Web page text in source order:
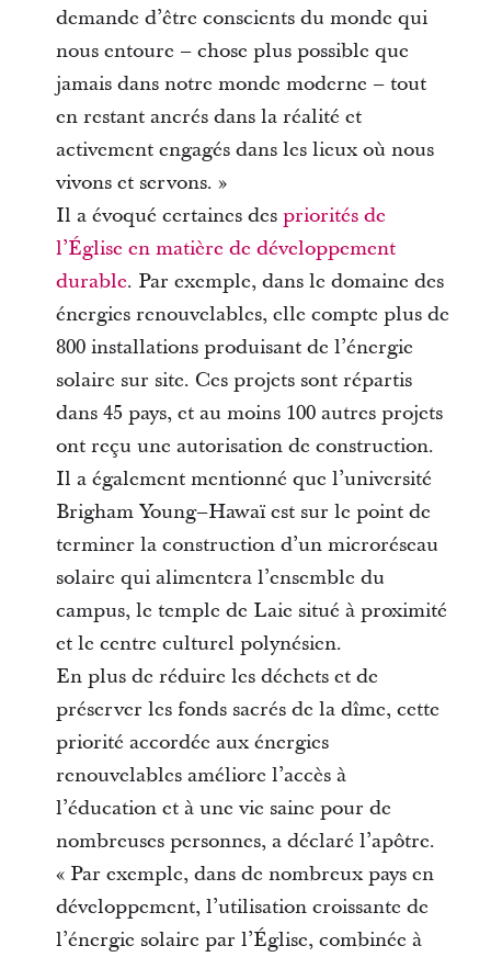
demande d’être conscients du monde qui
nous entoure – chose plus possible que
jamais dans notre monde moderne – tout
en restant ancrés dans la réalité et
activement engagés dans les lieux où nous
vivons et servons. »
Il a évoqué certaines des priorités de
l’Église en matière de développement
durable. Par exemple, dans le domaine des
énergies renouvelables, elle compte plus de
800 installations produisant de l’énergie
solaire sur site. Ces projets sont répartis
dans 45 pays, et au moins 100 autres projets
ont reçu une autorisation de construction.
Il a également mentionné que l’université
Brigham Young–Hawaï est sur le point de
terminer la construction d’un microréseau
solaire qui alimentera l’ensemble du
campus, le temple de Laie situé à proximité
et le centre culturel polynésien.
En plus de réduire les déchets et de
préserver les fonds sacrés de la dîme, cette
priorité accordée aux énergies
renouvelables améliore l’accès à
l’éducation et à une vie saine pour de
nombreuses personnes, a déclaré l’apôtre.
« Par exemple, dans de nombreux pays en
développement, l’utilisation croissante de
l’énergie solaire par l’Église, combinée à